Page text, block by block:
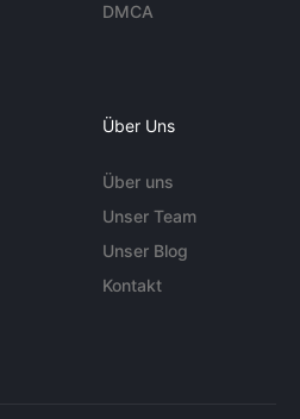
DMCA
Über Uns
Über uns
Unser Team
Unser Blog
Kontakt